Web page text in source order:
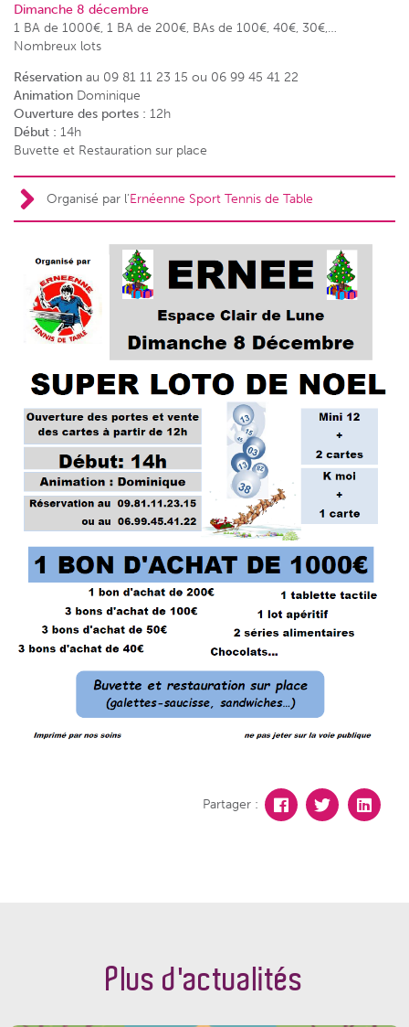
Dimanche 8 décembre
1 BA de 1000€, 1 BA de 200€, BAs de 100€, 40€, 30€,…
Nombreux lots
Réservation au 09 81 11 23 15 ou 06 99 45 41 22
Animation Dominique
Ouverture des portes : 12h
Début : 14h
Buvette et Restauration sur place
Organisé par l’Ernéenne Sport Tennis de Table
Partager :
Plus d'actualités